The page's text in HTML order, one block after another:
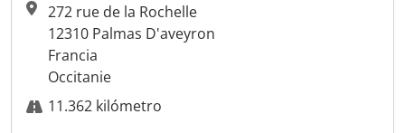
272 rue de la Rochelle
12310 Palmas D'aveyron
Francia
Occitanie
11.362 kilómetro